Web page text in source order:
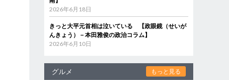
2026年6月18日
きっと大平元首相は泣いている 【政眼鏡（せいが
んきょう）－本田雅俊の政治コラム】
2026年6月10日
グルメ もっと見る